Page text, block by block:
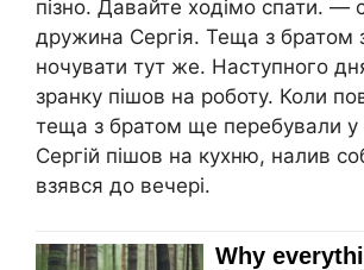
пізно. Давайте ходімо спати. —
дружина Сергія. Теща з братом
ночувати тут же. Наступного
зранку пішов на роботу. Коли
теща з братом ще перебували у
Сергій пішов на кухню, налив
взявся до вечері.